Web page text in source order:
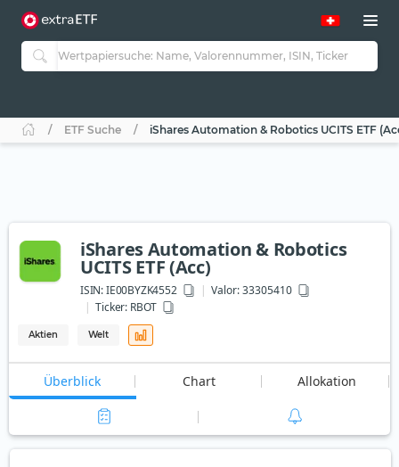
ETF Suche iShares Automation & Robotics UCITS ETF
iShares Automation & Robotics
UCITS ETF (Acc)
ISIN:IE00BYZK4552
Valor: 33305410
Ticker: RBOT
Aktien Welt
Überblick Chart Allokation